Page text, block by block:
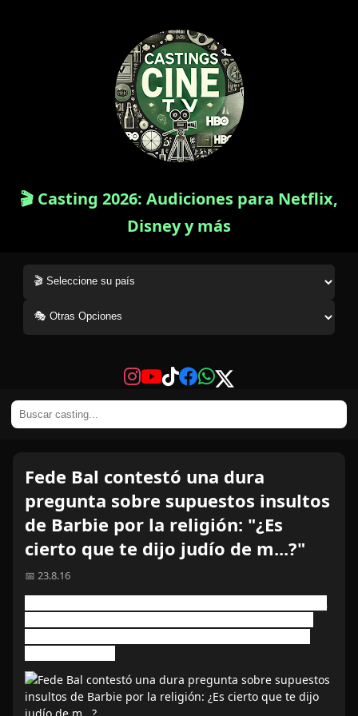
🎬 Casting 2026: Audiciones para Netflix,
Disney y más
Fede Bal contestó una dura
pregunta sobre supuestos insultos
de Barbie por la religión: "¿Es
cierto que te dijo judío de m...?"
📅 23.8.16